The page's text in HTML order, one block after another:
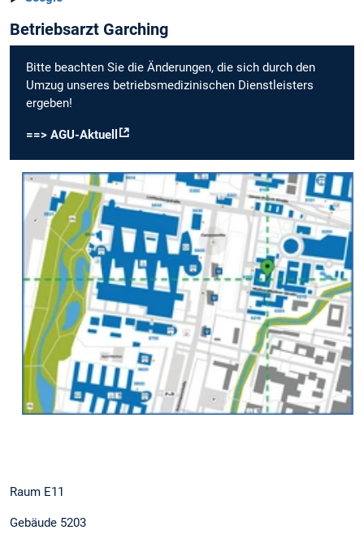
Betriebsarzt Garching
Bitte beachten Sie die Änderungen, die sich durch den
Umzug unseres betriebsmedizinischen Dienstleisters
ergeben!
==> AGU-Aktuell
Raum E11
Gebäude 5203